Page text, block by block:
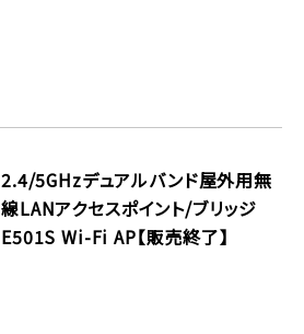
2.4/5GHzデュアルバンド屋外用無
線LANアクセスポイント/ブリッジ
E501S Wi-Fi AP【販売終了】